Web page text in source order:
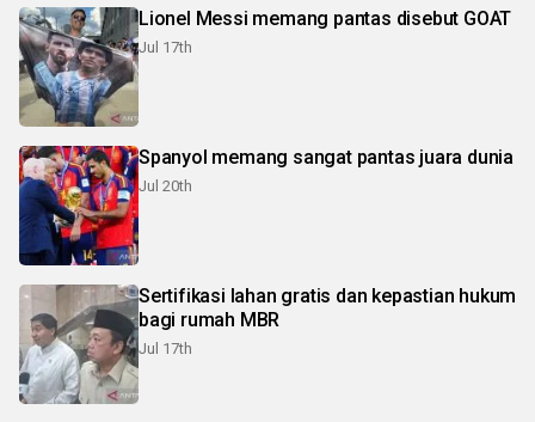
Lionel Messi memang pantas disebut GOAT
Jul 17th
Spanyol memang sangat pantas juara dunia
Jul 20th
Sertifikasi lahan gratis dan kepastian hukum
bagi rumah MBR
Jul 17th